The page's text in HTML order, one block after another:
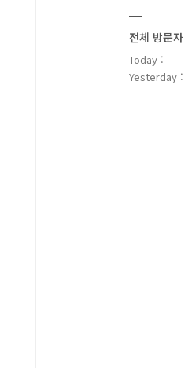
전체 방문자
Today :
Yesterday :